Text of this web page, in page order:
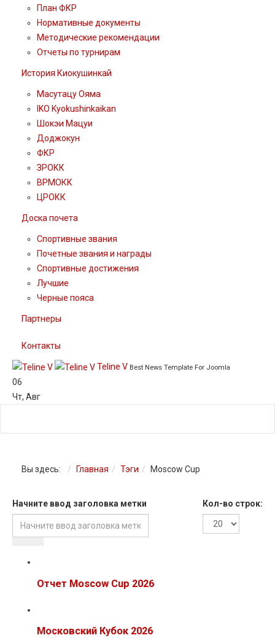
План ФКР
Нормативные документы
Методические рекомендации
Отчеты по турнирам
История Киокушинкай
Масутацу Ояма
IKO Kyokushinkaikan
Шокэи Мацуи
Доджокун
ФКР
ЗРОКК
ВРМОКК
ЦРОКК
Доска почета
Спортивные звания
Почетные звания и награды
Спортивные достижения
Лучшие
Черные пояса
Партнеры
Контакты
Teline V Best News Template For Joomla
06
Чт, Авг
Вы здесь: Главная Тэги Moscow Cup
Начните ввод заголовка метки Кол-во строк:
Отчет Moscow Cup 2026
Московский Кубок 2026